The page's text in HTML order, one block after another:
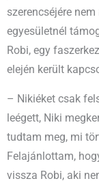
szerencséjére
egyesületnél
Robi, egy
elején került
– Nikiéket csak
leégett, Niki
tudtam meg, mi
Felajánlottam,
vissza Robi, aki